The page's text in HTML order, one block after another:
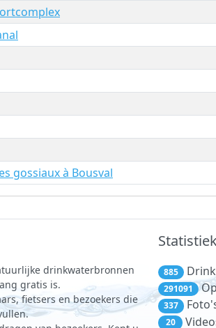
gossiaux à Bousval
drinkwaterbronnen
gratis is.
fietsers en bezoekers die
885
291091
337
20